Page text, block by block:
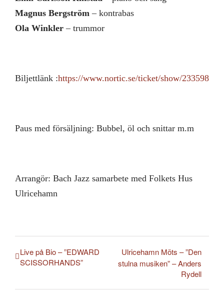
Magnus Bergström – kontrabas
Ola Winkler – trummor
Biljettlänk :https://www.nortic.se/ticket/show/233598
Paus med försäljning: Bubbel, öl och snittar m.m
Arrangör: Bach Jazz samarbete med Folkets Hus
Ulricehamn
Live på Bio – ”EDWARD
SCISSORHANDS”
Ulricehamn Möts – ”Den
stulna musiken” – Anders
Rydell